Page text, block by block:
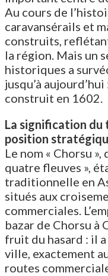
Au cours de
caravansérails et
construits,
la région. Mais un
historiques a
jusqu’à
construit en 1602.
La signification du
position
Le nom « Chorsu
quatre fleuves »,
traditionnelle en
situés aux
commerciales.
bazar de Chorsu à
fruit du hasard : il
ville, exactement
routes